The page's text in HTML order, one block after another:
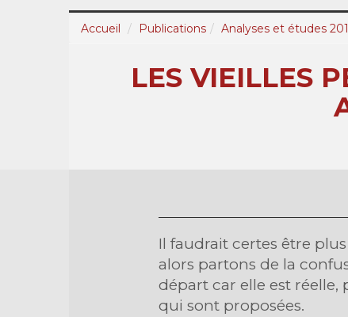
Accueil Publications Analyses et études
LES VIEILLES
Il faudrait certes être
alors partons de la
départ car elle est
qui sont proposées.